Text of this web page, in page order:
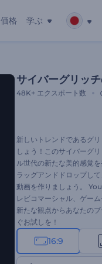
価格 学ぶ
サイバーグリッ
48K+ エクスポート数
新しいトレンドであるグ
しょう！このサイバーグ
ル世代の新たな美的感覚
ラッグアンドドロップし
動画を作りましょう。
レビコマーシャル、ゲー
新たな観点からあなたの
ぐお試しを！
16:9